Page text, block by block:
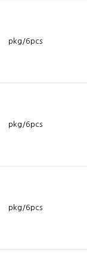
pkg/6pcs
pkg/6pcs
pkg/6pcs